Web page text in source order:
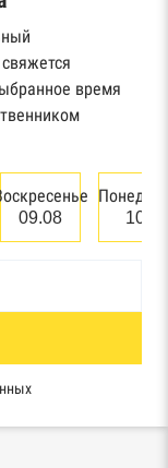
о
обслуживания
время
09.08
10.08